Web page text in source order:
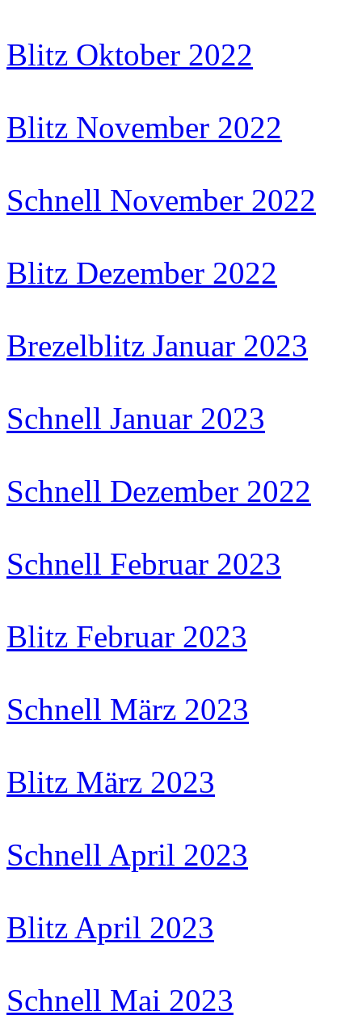
Blitz Oktober 2022
Blitz November 2022
Schnell November 2022
Blitz Dezember 2022
Brezelblitz Januar 2023
Schnell Januar 2023
Schnell Dezember 2022
Schnell Februar 2023
Blitz Februar 2023
Schnell März 2023
Blitz März 2023
Schnell April 2023
Blitz April 2023
Schnell Mai 2023